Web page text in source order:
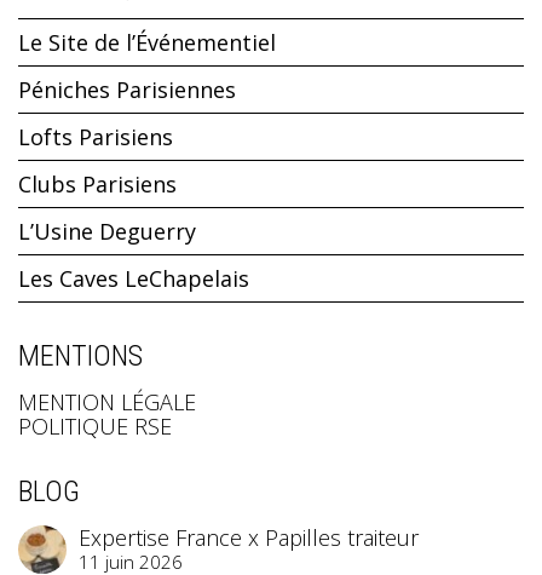
Le Site de l’Événementiel
Péniches Parisiennes
Lofts Parisiens
Clubs Parisiens
L’Usine Deguerry
Les Caves LeChapelais
MENTIONS
MENTION LÉGALE
POLITIQUE RSE
BLOG
Expertise France x Papilles traiteur
11 juin 2026